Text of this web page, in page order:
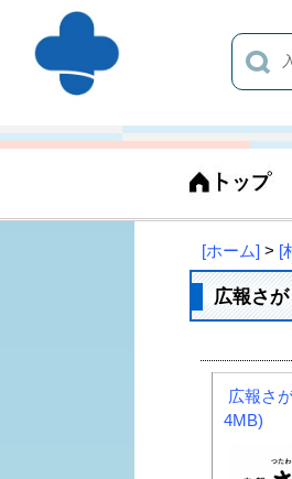
[ホーム] > [
広報さ
広報さ
4MB)